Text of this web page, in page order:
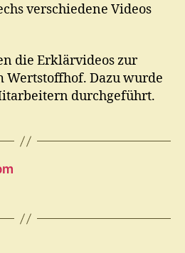
verschiedene Videos
die Erklärvideos zur
Wertstoffhof. Dazu wurde
durchgeführt.